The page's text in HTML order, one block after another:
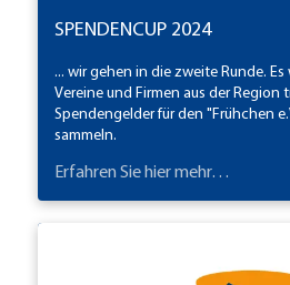
SPENDENCUP 2024
... wir gehen in die zweite Runde.
Vereine und Firmen aus der Region
Spendengelder für den "Frühchen
sammeln.
Erfahren Sie hier mehr…